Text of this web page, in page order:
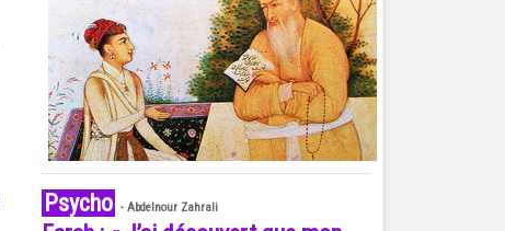
Psycho - Abdelnour Zahrali